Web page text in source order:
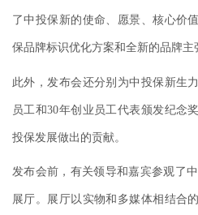
了中投保新的使命、愿景、核心价
保品牌标识优化方案和全新的品牌主
此外，发布会还分别为中投保新生
员工和30年创业员工代表颁发纪念
投保发展做出的贡献。
发布会前，有关领导和嘉宾参观了
展厅。展厅以实物和多媒体相结合